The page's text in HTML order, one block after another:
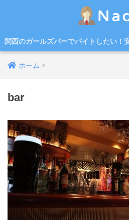
関西のガールズバーでバイトしたい！
ホーム
bar